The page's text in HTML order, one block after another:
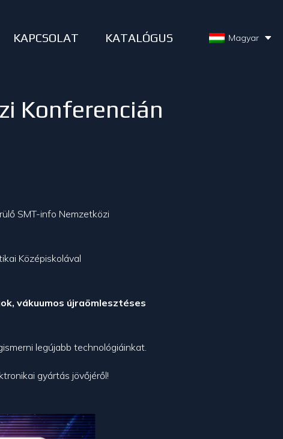
KAPCSOLAT KATALÓGUS Magyar
Konferencián
SMT-info Nemzetközi
Középiskolával
vákuumos újraömlesztéses
legújabb technológiáinkat.
gyártás jövőjéről!